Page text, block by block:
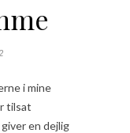
i mine
tilsat
en dejlig